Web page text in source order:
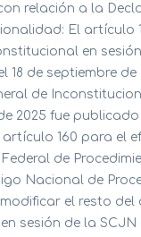
relación a la
El artículo
en
18 de septiembre
de
2025 fue
artículo 160 para el
de
Nacional de
modificar el resto
sesión de la SCJN